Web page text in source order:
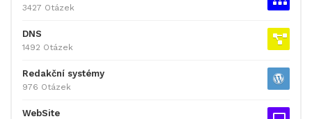
3427 Otázek
DNS
1492 Otázek
Redakční systémy
976 Otázek
WebSite